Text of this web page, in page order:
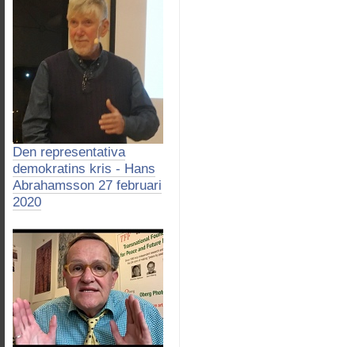
Den representativa
demokratins kris - Hans
Abrahamsson 27 februari
2020